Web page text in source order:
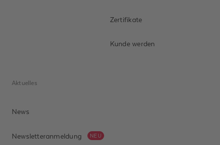
Zertifikate
Kunde werden
Aktuelles
News
Newsletteranmeldung NEU